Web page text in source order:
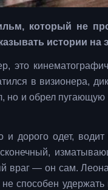
который не
истории на
это
в визионера,
но и обрел
дорого одет,
враг — он сам.
способен